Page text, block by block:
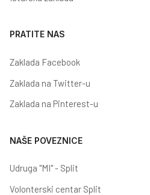
PRATITE NAS
Zaklada Facebook
Zaklada na Twitter-u
Zaklada na Pinterest-u
NAŠE POVEZNICE
Udruga "MI" - Split
Volonterski centar Split